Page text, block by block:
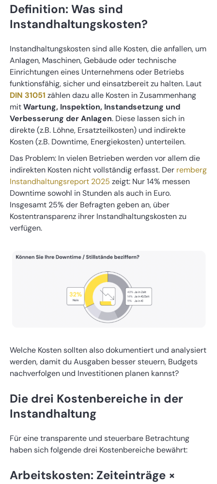
Definition: Was sind
Instandhaltungskosten?
Instandhaltungskosten sind alle Kosten, die anfallen, um
Anlagen, Maschinen, Gebäude oder technische
Einrichtungen eines Unternehmens oder Betriebs
funktionsfähig, sicher und einsatzbereit zu halten. Laut
DIN 31051 zählen dazu alle Kosten in Zusammenhang
mitWartung, Inspektion, Instandsetzung und
Verbesserung der Anlagen. Diese lassen sich in
direkte (z.B. Löhne, Ersatzteilkosten) und indirekte
Kosten (z.B. Downtime, Energiekosten) unterteilen.
Das Problem: In vielen Betrieben werden vor allem die
indirekten Kosten nicht vollständig erfasst. Der remberg
Instandhaltungsreport 2025 zeigt: Nur 14% messen
Downtime sowohl in Stunden als auch in Euro.
Insgesamt 25% der Befragten geben an, über
Kostentransparenz ihrer Instandhaltungskosten zu
verfügen.
Welche Kosten sollten also dokumentiert und analysiert
werden, damit du Ausgaben besser steuern, Budgets
nachverfolgen und Investitionen planen kannst?
Die drei Kostenbereiche in der
Instandhaltung
Für eine transparente und steuerbare Betrachtung
haben sich folgende drei Kostenbereiche bewährt:
Arbeitskosten: Zeiteinträge ×